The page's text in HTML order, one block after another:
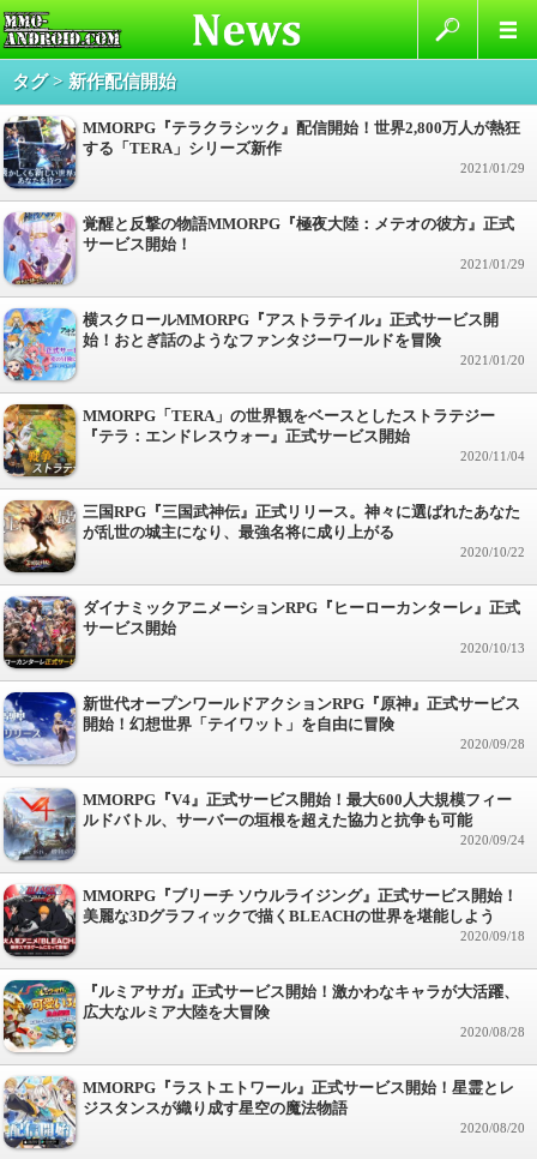
タグ > 新作配信開始
MMORPG『テラクラシック』配信開始！世界2,800万人が熱狂
する「TERA」シリーズ新作
2021/01/29
覚醒と反撃の物語MMORPG『極夜大陸：メテオの彼方』正式
サービス開始！
2021/01/29
横スクロールMMORPG『アストラテイル』正式サービス開
始！おとぎ話のようなファンタジーワールドを冒険
2021/01/20
MMORPG「TERA」の世界観をベースとしたストラテジー
『テラ：エンドレスウォー』正式サービス開始
2020/11/04
三国RPG『三国武神伝』正式リリース。神々に選ばれたあなた
が乱世の城主になり、最強名将に成り上がる
2020/10/22
ダイナミックアニメーションRPG『ヒーローカンターレ』正式
サービス開始
2020/10/13
新世代オープンワールドアクションRPG『原神』正式サービス
開始！幻想世界「テイワット」を自由に冒険
2020/09/28
MMORPG『V4』正式サービス開始！最大600人大規模フィー
ルドバトル、サーバーの垣根を超えた協力と抗争も可能
2020/09/24
MMORPG『ブリーチ ソウルライジング』正式サービス開始！
美麗な3Dグラフィックで描くBLEACHの世界を堪能しよう
2020/09/18
『ルミアサガ』正式サービス開始！激かわなキャラが大活躍、
広大なルミア大陸を大冒険
2020/08/28
MMORPG『ラストエトワール』正式サービス開始！星霊とレ
ジスタンスが織り成す星空の魔法物語
2020/08/20